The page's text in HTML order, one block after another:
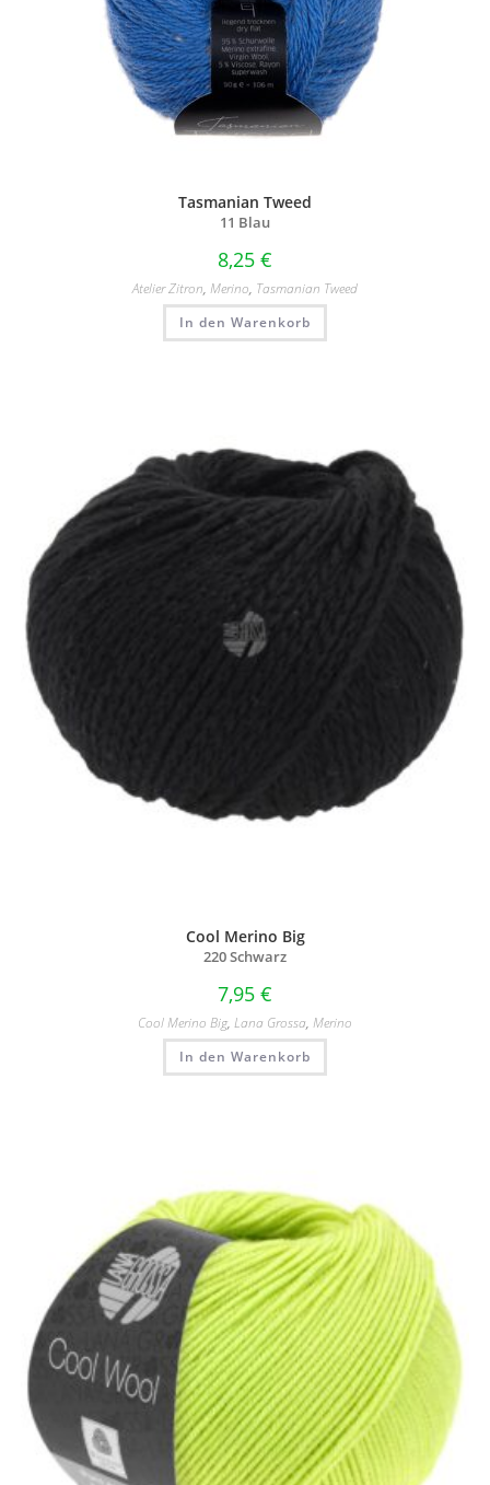
Tasmanian Tweed
11 Blau
8,25 €
Atelier Zitron, Merino, Tasmanian Tweed
In den Warenkorb
Cool Merino Big
220 Schwarz
7,95 €
Cool Merino Big, Lana Grossa, Merino
In den Warenkorb